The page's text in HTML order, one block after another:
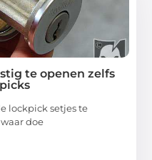
te openen zelfs
lockpick setjes te
doe